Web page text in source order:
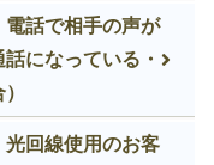
電話で相手の声が
になっている・
光回線使用のお客